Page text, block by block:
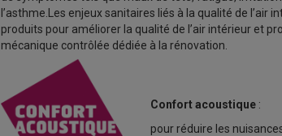
l’asthme.
Les enjeux sanitaires liés à la qualité de
produits pour améliorer la qualité de l’air intérieur et
mécanique contrôlée dédiée à la rénovation.
Confort acoustique :
pour réduire les